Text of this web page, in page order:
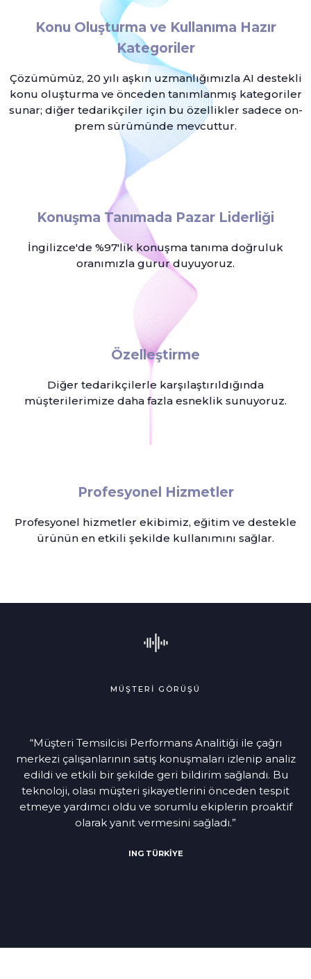
Konu Oluşturma ve Kullanıma Hazır
Kategoriler
Çözümümüz, 20 yılı aşkın uzmanlığımızla AI destekli
konu oluşturma ve önceden tanımlanmış kategoriler
sunar; diğer tedarikçiler için bu özellikler sadece on-
prem sürümünde mevcuttur.
Konuşma Tanımada Pazar Liderliği
İngilizce'de %97'lik konuşma tanıma doğruluk
oranımızla gurur duyuyoruz.
Özelleştirme
Diğer tedarikçilerle karşılaştırıldığında
müşterilerimize daha fazla esneklik sunuyoruz.
Profesyonel Hizmetler
Profesyonel hizmetler ekibimiz, eğitim ve destekle
ürünün en etkili şekilde kullanımını sağlar.
MÜŞTERİ GÖRÜŞÜ
“Müşteri Temsilcisi Performans Analitiği ile çağrı
merkezi çalışanlarının satış konuşmaları izlenip analiz
edildi ve etkili bir şekilde geri bildirim sağlandı. Bu
teknoloji, olası müşteri şikayetlerini önceden tespit
etmeye yardımcı oldu ve sorumlu ekiplerin proaktif
olarak yanıt vermesini sağladı.”
ING TÜRKİYE